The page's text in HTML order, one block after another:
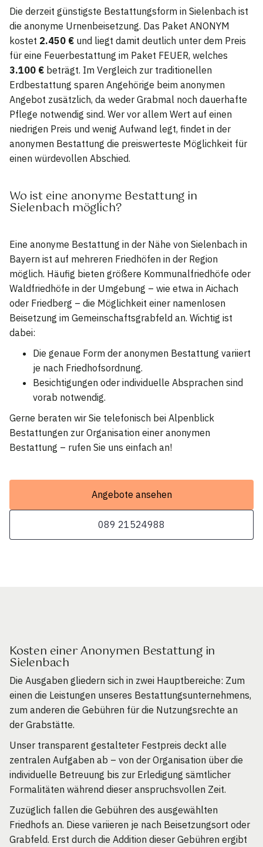
Die derzeit günstigste Bestattungsform in Sielenbach ist
die anonyme Urnenbeisetzung. Das Paket ANONYM
kostet 2.450 € und liegt damit deutlich unter dem Preis
für eine Feuerbestattung im Paket FEUER, welches
3.100 € beträgt. Im Vergleich zur traditionellen
Erdbestattung sparen Angehörige beim anonymen
Angebot zusätzlich, da weder Grabmal noch dauerhafte
Pflege notwendig sind. Wer vor allem Wert auf einen
niedrigen Preis und wenig Aufwand legt, findet in der
anonymen Bestattung die preiswerteste Möglichkeit für
einen würdevollen Abschied.
Wo ist eine anonyme Bestattung in
Sielenbach möglich?
Eine anonyme Bestattung in der Nähe von Sielenbach in
Bayern ist auf mehreren Friedhöfen in der Region
möglich. Häufig bieten größere Kommunalfriedhöfe oder
Waldfriedhöfe in der Umgebung – wie etwa in Aichach
oder Friedberg – die Möglichkeit einer namenlosen
Beisetzung im Gemeinschaftsgrabfeld an. Wichtig ist
dabei:
Die genaue Form der anonymen Bestattung variiert
je nach Friedhofsordnung.
Besichtigungen oder individuelle Absprachen sind
vorab notwendig.
Gerne beraten wir Sie telefonisch bei Alpenblick
Bestattungen zur Organisation einer anonymen
Bestattung – rufen Sie uns einfach an!
Angebote ansehen
089 21524988
Kosten einer Anonymen Bestattung in
Sielenbach
Die Ausgaben gliedern sich in zwei Hauptbereiche: Zum
einen die Leistungen unseres Bestattungsunternehmens,
zum anderen die Gebühren für die Nutzungsrechte an
der Grabstätte.
Unser transparent gestalteter Festpreis deckt alle
zentralen Aufgaben ab – von der Organisation über die
individuelle Betreuung bis zur Erledigung sämtlicher
Formalitäten während dieser anspruchsvollen Zeit.
Zuzüglich fallen die Gebühren des ausgewählten
Friedhofs an. Diese variieren je nach Beisetzungsort oder
Grabfeld. Erst durch die Addition dieser Gebühren ergibt